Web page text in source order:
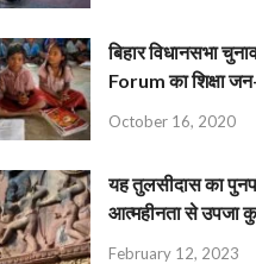
बिहार विधानसभा
Forum का शिक्षा
October 16, 2020
यह तुलसीदास का
आत्महीनता से उपजा
February 12, 2023